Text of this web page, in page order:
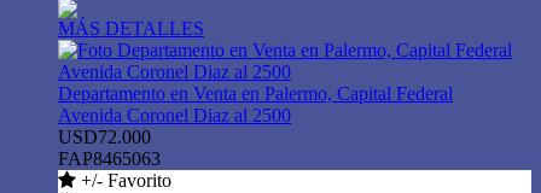
MÁS DETALLES
Departamento en Venta en Palermo, Capital Federal
Avenida Coronel Diaz al 2500
USD72.000
FAP8465063
+/- Favorito